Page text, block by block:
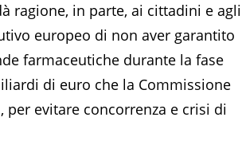
ragione, in parte, ai cittadini e agli
europeo di non aver garantito
farmaceutiche durante la fase
di euro che la Commissione
evitare concorrenza e crisi di